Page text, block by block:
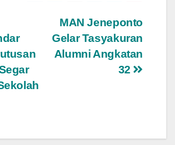
MAN Jeneponto
Gelar Tasyakuran
Alumni Angkatan
32